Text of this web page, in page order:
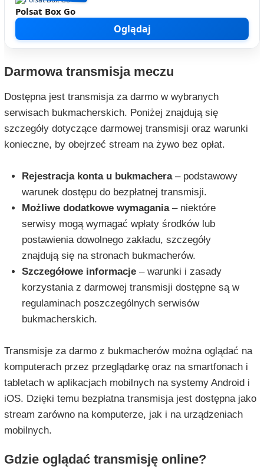
Polsat Box Go
Oglądaj
Darmowa transmisja meczu
Dostępna jest transmisja za darmo w wybranych
serwisach bukmacherskich. Poniżej znajdują się
szczegóły dotyczące darmowej transmisji oraz warunki
konieczne, by obejrzeć stream na żywo bez opłat.
Rejestracja konta u bukmachera– podstawowy
warunek dostępu do bezpłatnej transmisji.
Możliwe dodatkowe wymagania– niektóre
serwisy mogą wymagać wpłaty środków lub
postawienia dowolnego zakładu, szczegóły
znajdują się na stronach bukmacherów.
Szczegółowe informacje– warunki i zasady
korzystania z darmowej transmisji dostępne są w
regulaminach poszczególnych serwisów
bukmacherskich.
Transmisje za darmo z bukmacherów można oglądać na
komputerach przez przeglądarkę oraz na smartfonach i
tabletach w aplikacjach mobilnych na systemy Android i
iOS. Dzięki temu bezpłatna transmisja jest dostępna jako
stream zarówno na komputerze, jak i na urządzeniach
mobilnych.
Gdzie oglądać transmisję online?